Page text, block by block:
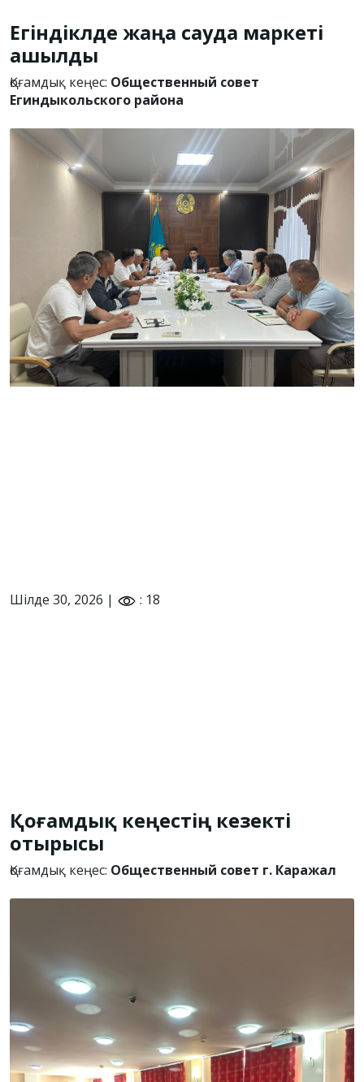
Егіндікөлде жаңа сауда маркеті
ашылды
Қоғамдық кеңес: Общественный совет
Егиндыкольского района
Шілде 30, 2026 | : 18
Қоғамдық кеңестің кезекті
отырысы
Қоғамдық кеңес: Общественный совет г. Каражал